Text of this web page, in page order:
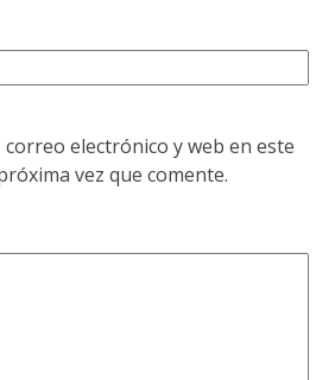
electrónico y web en este
vez que comente.